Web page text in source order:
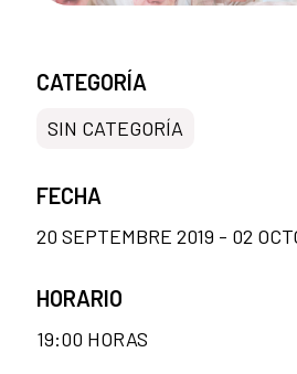
CATEGORÍA
SIN CATEGORÍA
FECHA
20 SEPTEMBRE 2019 - 02
HORARIO
19:00 HORAS